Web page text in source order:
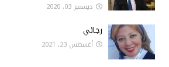
ديسمبر 03, 2020
رجائي
أغسطس 23, 2021